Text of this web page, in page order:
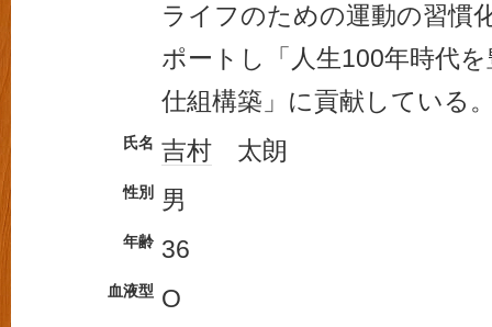
ライフのための運動の習慣
ポートし「人生100年時代
仕組構築」に貢献している
氏名 吉村 太朗
性別 男
年齢 36
血液型 O